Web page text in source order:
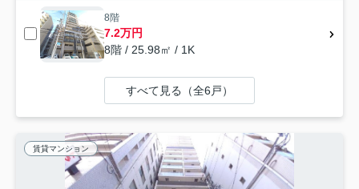
8階
7.2万円
8階 / 25.98㎡ / 1K
すべて見る（全6戸）
賃貸マンション